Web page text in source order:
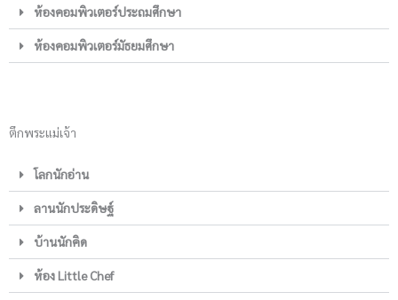
ห้องคอมพิวเตอร์ประถมศึกษา
ห้องคอมพิวเตอร์มัธยมศึกษา
ตึกพระแม่เจ้า
โลกนักอ่าน
ลานนักประดิษฐ์
บ้านนักคิด
ห้อง Little Chef